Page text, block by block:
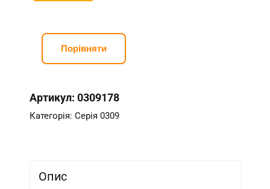
Порівняти
Артикул:0309178
Категорія:Серія 0309
Опис